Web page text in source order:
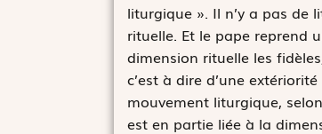
liturgique ». Il n’y a pas de
rituelle. Et le pape reprend
dimension rituelle les
c’est à dire d’une
mouvement liturgique,
est en partie liée à la